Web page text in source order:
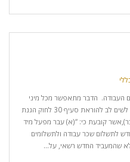
העבודה. הדבר מתאפשר מכל מיני
נסיבות המתרחשות בחיי המסחר ובכלל. יש לשים לב להוראת סעיף 30 לחוק הגנת
הגנת השכר),אשר קובעת כי: “(א) עבר מפעל מיד
לתשלום שכר עבודה ולתשלומים
שהמעביד החדש רשאי, על...